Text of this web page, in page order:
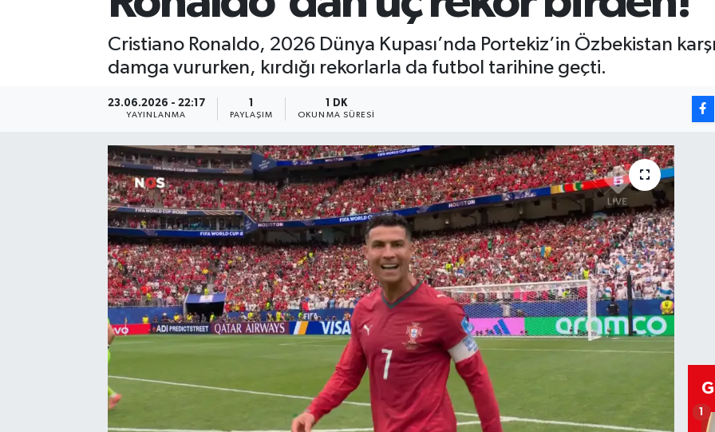
Cristiano Ronaldo, 2026 Dünya Kupası’nda Portekiz’in Özbekistan
damga vururken, kırdığı rekorlarla da futbol tarihine geçti.
23.06.2026 - 22:17
YAYINLANMA PAYLAŞIM
1 DK
OKUNMA SÜRESI
1